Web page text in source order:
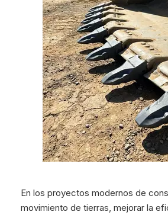
En los proyectos modernos de
movimiento de tierras, mejorar la